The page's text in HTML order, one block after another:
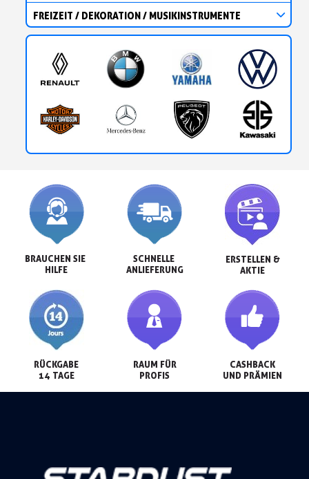
FREIZEIT / DEKORATION / MUSIKINSTRUMENTE
BRAUCHEN SIE
HILFE
SCHNELLE
ANLIEFERUNG
ERSTELLEN &
AKTIE
RÜCKGABE
14 TAGE
RAUM FÜR
PROFIS
CASHBACK
UND PRÄMIEN